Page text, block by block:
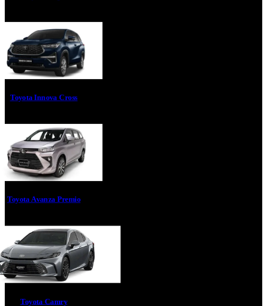
Toyota Innova Cross
Toyota Avanza Premio
Toyota Camry